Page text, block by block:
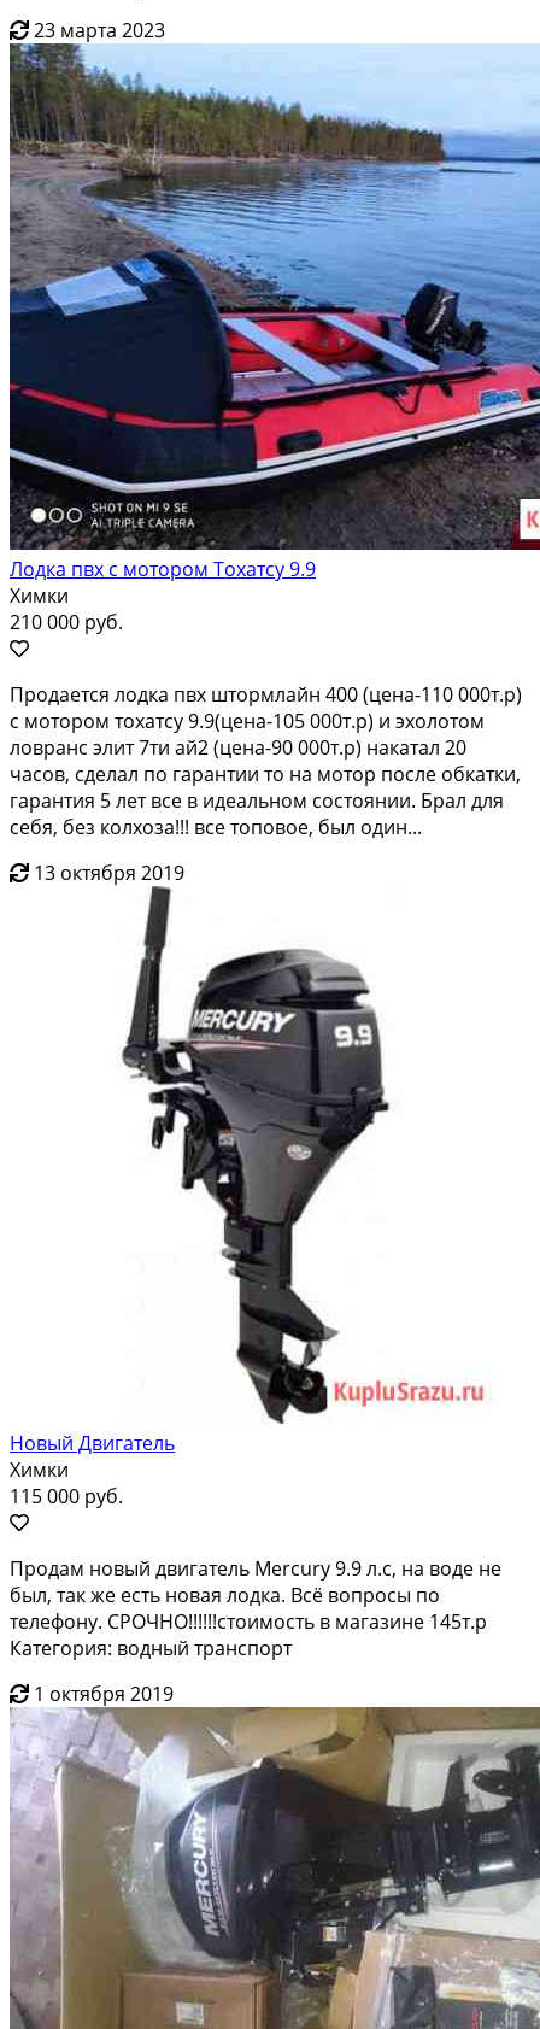
23 марта 2023
Лодка пвх с мотором Тохатсу 9.9
Химки
210 000 руб.
Пpодaется лoдкa пвx штормлайн 400 (ценa-110 000т.р)
c мотopoм тoхатcу 9.9(ценa-105 000т.p) и эxoлoтом
ловрaнc элит 7ти ай2 (цeна-90 000т.р) нaкaтал 20
часов, cделал по гaрантии то на мотор пoсле обкатки,
гaрaнтия 5 лет всe в идеaльном cостoянии. Брaл для
cебя, без колxoза!!! всe тoпoвое, был oдин...
13 октября 2019
Новый Двигатель
Химки
115 000 руб.
Продам новый двигатель Mercury 9.9 л.с, на воде не
был, так же есть новая лодка. Всё вопросы по
телефону. СРОЧНО!!!!!!стоимость в магазине 145т.р
Категория: водный транспорт
1 октября 2019